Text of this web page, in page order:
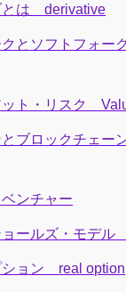
とは derivative
クとソフトフォ
ト・リスク
とブロックチェ
ンチャー
ョールズ・モデル
ション real option